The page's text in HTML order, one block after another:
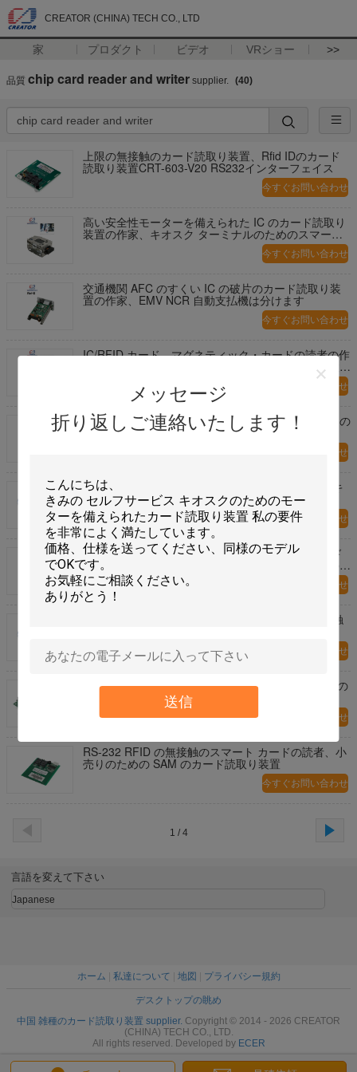
CREATOR (CHINA) TECH CO., LTD
家 プロダクト ビデオ VRショー >>
メッセージ
折り返しご連絡いたします！
送信
品質 chip card reader and writer supplier. (40)
上限の無接触のカード読取り装置、Rfid IDのカード
読取り装置CRT-603-V20 RS232インターフェイス
今すぐお問い合わせ
高い安全性モーターを備えられた IC のカード読取り
装置の作家、キオスク ターミナルのためのスマート
今すぐお問い合わせ
交通機関 AFC のすくい IC の破片のカード読取り装
置の作家、EMV NCR 自動支払機は分けます
今すぐお問い合わせ
IC/RFID カード、マグネティック・カードの読者の作
家のためのモーターを備えられたカード読取り装置そ
今すぐお問い合わせ
EMV の保証ターミナルのための手動挿入の破片 IC の
カード読取り装置そして作家
今すぐお問い合わせ
高い信頼性RFIDのカード読取り装置のアンテナはキ
オスク ターミナルのためにカスタマイズします
今すぐお問い合わせ
RS-232 インターフェイスを持つ HF RFID のカード
読取り装置、磁気ストライプのカード読取り装置の作
家 今すぐお問い合わせ
CRT-603-CZ7アクセス管理システムのための無接触
今すぐお問い合わせ
無接触RFIDのカード読取り装置モジュールUSB2.0の
全速力の通信用インタフェースCRT-603-CZ7
今すぐお問い合わせ
RS-232 RFID の無接触のスマート カードの読者、小
売りのための SAM のカード読取り装置
今すぐお問い合わせ
1 / 4
言語を変えて下さい
Japanese
ホーム 私達について 地図 プライバシー規約
デスクトップの眺め
中国 雑種のカード読取り装置 supplier. Copyright © 2014 - 2026 CREATOR
(CHINA) TECH CO., LTD.
All rights reserved. Developed by ECER